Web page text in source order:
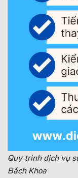
Quy trình dịch vụ
Bách Khoa